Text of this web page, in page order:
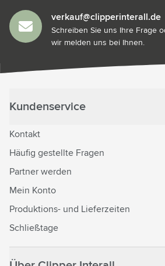
verkauf@clipperinterall.de
Schreiben Sie uns Ihre Frage
wir melden uns bei Ihnen.
Kundenservice
Kontakt
Häufig gestellte Fragen
Partner werden
Mein Konto
Produktions- und Lieferzeiten
Schließtage